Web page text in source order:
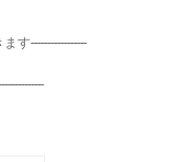
す-----------------